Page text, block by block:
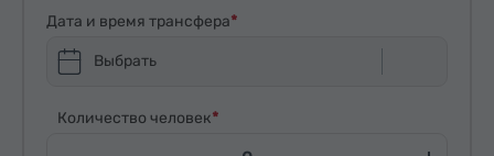
Дата и время трансфера
Выбрать
Количество человек